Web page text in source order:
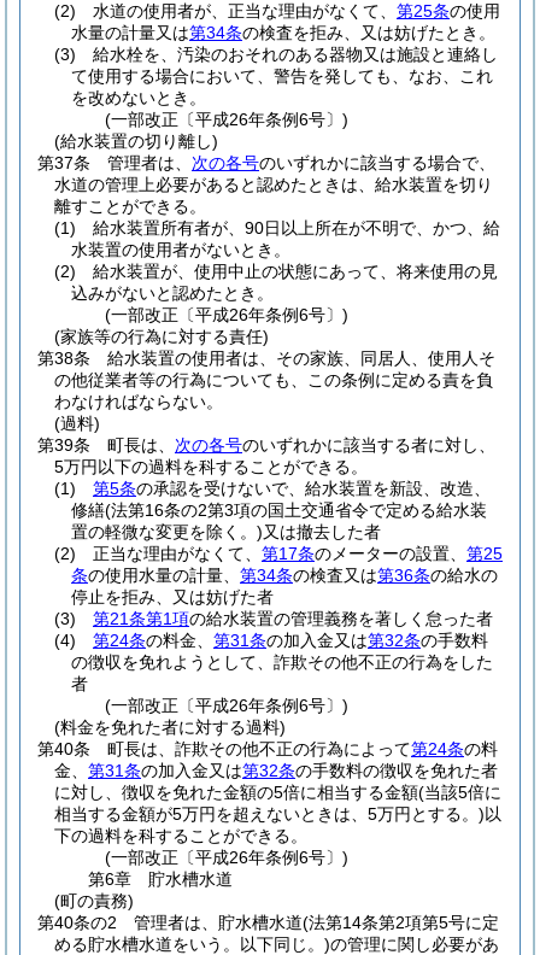
(2)
水道の使用者が、正当な理由がなくて、 第25条の使用
水量の計量又は第34条の検査を拒み、又は妨げたとき。
(3)
給水栓を、汚染のおそれのある器物又は施設と連絡し
て使用する場合において、警告を発しても、なお、これ
を改めないとき。
(一部改正〔平成26年条例6号〕)
(給水装置の切り離し)
第37条
管理者は、 次の各号のいずれかに該当する場合で、
水道の管理上必要があると認めたときは、給水装置を切り
離すことができる。
(1)
給水装置所有者が、90日以上所在が不明で、かつ、給
水装置の使用者がないとき。
(2)
給水装置が、使用中止の状態にあって、将来使用の見
込みがないと認めたとき。
(一部改正〔平成26年条例6号〕)
(家族等の行為に対する責任)
第38条
給水装置の使用者は、その家族、同居人、使用人そ
の他従業者等の行為についても、この条例に定める責を負
わなければならない。
(過料)
第39条
町長は、 次の各号のいずれかに該当する者に対し、
5万円以下の過料を科することができる。
(1)
第5条の承認を受けないで、給水装置を新設、改造、
修繕(法第16条の2第3項の国土交通省令で定める給水装
置の軽微な変更を除く。)又は撤去した者
(2)
正当な理由がなくて、 第17条のメーターの設置、 第25
条の使用水量の計量、 第34条の検査又は第36条の給水の
停止を拒み、又は妨げた者
(3)
第21条第1項の給水装置の管理義務を著しく怠った者
(4)
第24条の料金、 第31条の加入金又は第32条の手数料
の徴収を免れようとして、詐欺その他不正の行為をした
者
(一部改正〔平成26年条例6号〕)
(料金を免れた者に対する過料)
第40条
町長は、詐欺その他不正の行為によって第24条の料
金、 第31条の加入金又は第32条の手数料の徴収を免れた者
に対し、徴収を免れた金額の5倍に相当する金額(当該5倍に
相当する金額が5万円を超えないときは、5万円とする。)以
下の過料を科することができる。
(一部改正〔平成26年条例6号〕)
第6章
貯水槽水道
(町の責務)
第40条の2
管理者は、貯水槽水道(法第14条第2項第5号に定
める貯水槽水道をいう。以下同じ。)の管理に関し必要があ